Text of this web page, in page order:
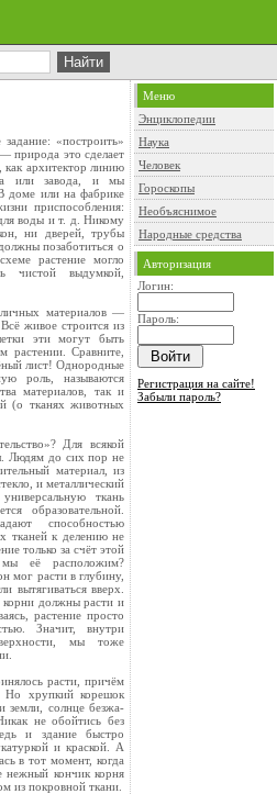
«построить»
природа это сделает
архитектор линию
или завода, и мы
доме или на фабрике
приспособления:
воды и т. д. Никому
ни дверей, трубы
позаботиться о
рас­тение могло
чистой выдумкой,
материалов —
живое строится из
эти могут быть
растении. Сравни­те,
лист! Однородные
роль, называются
материалов, так и
(о тканях живот­ных
Для всякой
Людям до сих пор не
материал, из
и ме­таллический
ткань
образовательной.
способностью
тканей к делению не
только за счёт этой
её расположим?
мог расти в глубину,
вытяги­ваться вверх.
корни должны расти и
растение просто
Значит, вну­три
мы тоже
расти, причём
Но хрупкий корешок
земли, солнце безжа­
не обойтись без
и здание быстро
и краской. А
в тот момент, когда
кончик корня
из покровной ткани.
Меню
Энциклопедии
Наука
Человек
Гороскопы
Необъяснимое
Народные средства
Авторизация
Логин:
Пароль:
Регистрация на сайте!
Забыли пароль?